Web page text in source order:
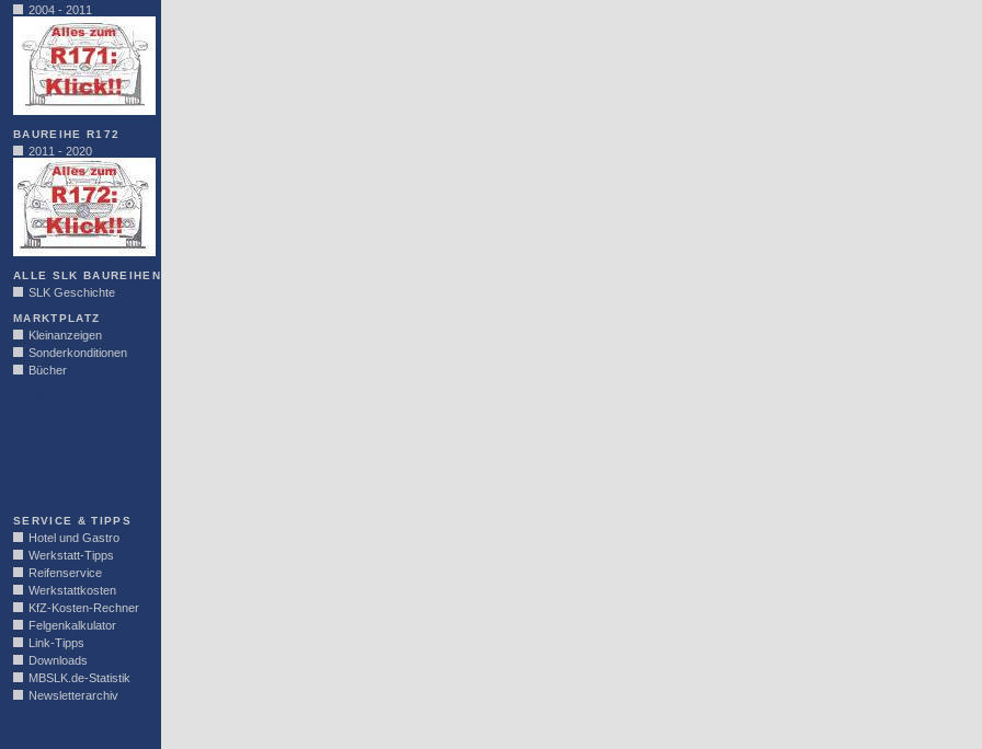
2004 - 2011
BAUREIHE R172
2011 - 2020
ALLE SLK BAUREIHEN
SLK Geschichte
MARKTPLATZ
Kleinanzeigen
Sonderkonditionen
Bücher
SERVICE & TIPPS
Hotel und Gastro
Werkstatt-Tipps
Reifenservice
Werkstattkosten
KfZ-Kosten-Rechner
Felgenkalkulator
Link-Tipps
Downloads
MBSLK.de-Statistik
Newsletterarchiv